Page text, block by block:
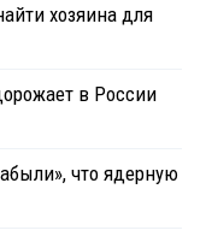
хозяина для
в России
что ядерную